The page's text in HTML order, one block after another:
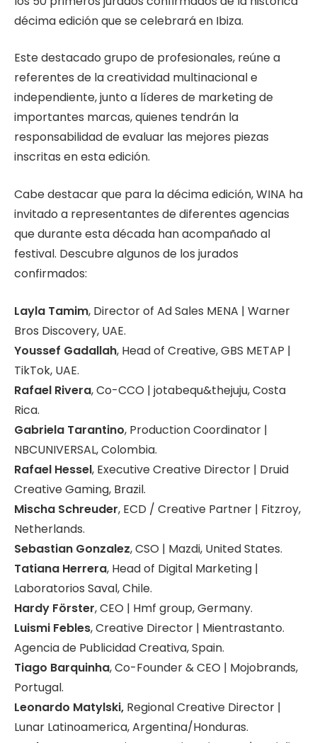
décima edición que se celebrará en Ibiza.
Este destacado grupo de profesionales, reúne a
referentes de la creatividad multinacional e
independiente, junto a líderes de marketing de
importantes marcas, quienes tendrán la
responsabilidad de evaluar las mejores piezas
inscritas en esta edición.
Cabe destacar que para la décima edición, WINA ha
invitado a representantes de diferentes agencias
que durante esta década han acompañado al
festival. Descubre algunos de los jurados
confirmados:
Layla Tamim, Director of Ad Sales MENA | Warner
Bros Discovery, UAE.
Youssef Gadallah, Head of Creative, GBS METAP |
TikTok, UAE.
Rafael Rivera, Co-CCO | jotabequ&thejuju, Costa
Rica.
Gabriela Tarantino, Production Coordinator |
NBCUNIVERSAL, Colombia.
Rafael Hessel, Executive Creative Director | Druid
Creative Gaming, Brazil.
Mischa Schreuder, ECD / Creative Partner | Fitzroy,
Netherlands.
Sebastian Gonzalez, CSO | Mazdi, United States.
Tatiana Herrera, Head of Digital Marketing |
Laboratorios Saval, Chile.
Hardy Förster, CEO | Hmf group, Germany.
Luismi Febles, Creative Director | Mientrastanto.
Agencia de Publicidad Creativa, Spain.
Tiago Barquinha, Co-Founder & CEO | Mojobrands,
Portugal.
Leonardo Matylski, Regional Creative Director |
Lunar Latinoamerica, Argentina/Honduras.